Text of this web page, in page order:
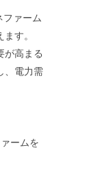
ァーム
す。
が高まる
、電力需
ームを